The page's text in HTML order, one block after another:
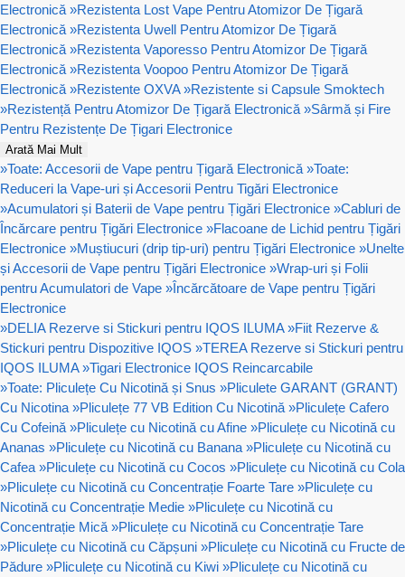
Electronică »Rezistenta Lost Vape Pentru Atomizor De Țigară
Electronică »Rezistenta Uwell Pentru Atomizor De Țigară
Electronică »Rezistenta Vaporesso Pentru Atomizor De Țigară
Electronică »Rezistenta Voopoo Pentru Atomizor De Țigară
Electronică »Rezistente OXVA »Rezistente si Capsule Smoktech
»Rezistență Pentru Atomizor De Țigară Electronică »Sârmă și Fire
Pentru Rezistențe De Țigari Electronice
Arată Mai Mult
»Toate: Accesorii de Vape pentru Țigară Electronică »Toate:
Reduceri la Vape-uri și Accesorii Pentru Tigări Electronice
»Acumulatori și Baterii de Vape pentru Țigări Electronice »Cabluri de
Încărcare pentru Țigări Electronice »Flacoane de Lichid pentru Țigări
Electronice »Muștiucuri (drip tip-uri) pentru Țigări Electronice »Unelte
și Accesorii de Vape pentru Țigări Electronice »Wrap-uri și Folii
pentru Acumulatori de Vape »Încărcătoare de Vape pentru Țigări
Electronice
»DELIA Rezerve si Stickuri pentru IQOS ILUMA »Fiit Rezerve &
Stickuri pentru Dispozitive IQOS »TEREA Rezerve si Stickuri pentru
IQOS ILUMA »Tigari Electronice IQOS Reincarcabile
»Toate: Pliculețe Cu Nicotină și Snus »Pliculete GARANT (GRANT)
Cu Nicotina »Pliculețe 77 VB Edition Cu Nicotină »Pliculețe Cafero
Cu Cofeină »Pliculețe cu Nicotină cu Afine »Pliculețe cu Nicotină cu
Ananas »Pliculețe cu Nicotină cu Banana »Pliculețe cu Nicotină cu
Cafea »Pliculețe cu Nicotină cu Cocos »Pliculețe cu Nicotină cu Cola
»Pliculețe cu Nicotină cu Concentrație Foarte Tare »Pliculețe cu
Nicotină cu Concentrație Medie »Pliculețe cu Nicotină cu
Concentrație Mică »Pliculețe cu Nicotină cu Concentrație Tare
»Pliculețe cu Nicotină cu Căpșuni »Pliculețe cu Nicotină cu Fructe de
Pădure »Pliculețe cu Nicotină cu Kiwi »Pliculețe cu Nicotină cu